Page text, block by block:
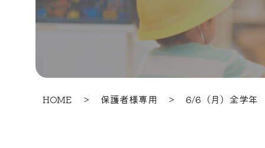
HOME ＞ 保護者様専用 ＞ 6/6（月）全学年